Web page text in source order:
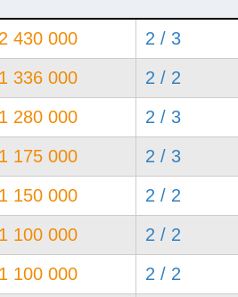
430 000 2 / 3
336 000 2 / 2
280 000 2 / 3
175 000 2 / 3
150 000 2 / 2
100 000 2 / 2
100 000 2 / 2